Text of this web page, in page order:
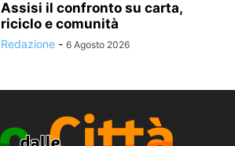
Assisi il confronto su carta,
riciclo e comunità
Redazione - 6 Agosto 2026